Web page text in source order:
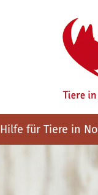
Hilfe für Tiere in